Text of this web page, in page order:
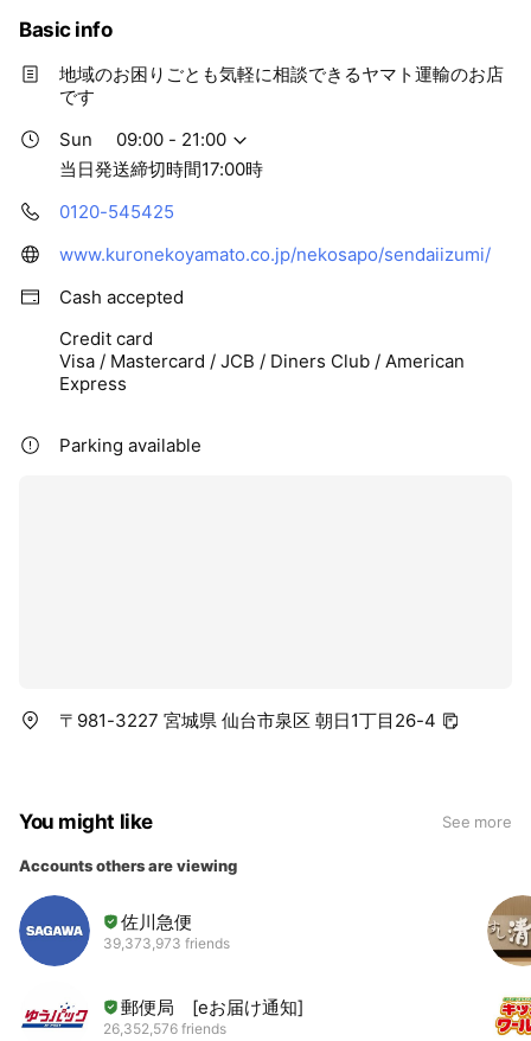
Basic info
地域のお困りごとも気軽に相談できるヤマト運輸のお店
です
Sun
09:00 - 21:00
当日発送締切時間17:00時
0120-545425
www.kuronekoyamato.co.jp/nekosapo/sendaiizumi/
Cash accepted
Credit card
Visa / Mastercard / JCB / Diners Club / American
Express
Parking available
〒981-3227 宮城県 仙台市泉区 朝日1丁目26-4
You might like See more
Accounts others are viewing
佐川急便
39,373,973 friends
郵便局 [eお届け通知]
26,352,576 friends